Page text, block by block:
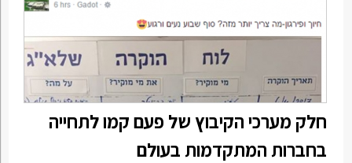
חלק מערכי הקיבוץ של פעם קמו לתחייה
בחברות המתקדמות בעולם